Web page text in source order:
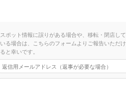
スポット情報に誤りがある場合や、移転・閉店して
いる場合は、こちらのフォームよりご報告いただけ
ると幸いです。